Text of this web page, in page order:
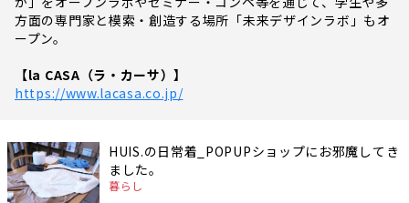
方面の専門家と模索・創造する場所「未来デザインラボ」もオ
ープン。
【la CASA（ラ・カーサ）】
https://www.lacasa.co.jp/
HUIS.の日常着_POPUPショップにお邪魔してき
ました。
暮らし